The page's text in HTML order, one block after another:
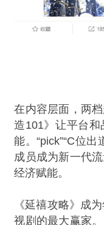
在内容层面，两
造101》让平台
能。“pick”“C位
成员成为新一代
经济赋能。
《延禧攻略》成
视剧的最大赢家